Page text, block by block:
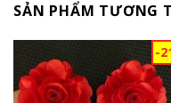
SẢN PHẨM TƯƠNG
-